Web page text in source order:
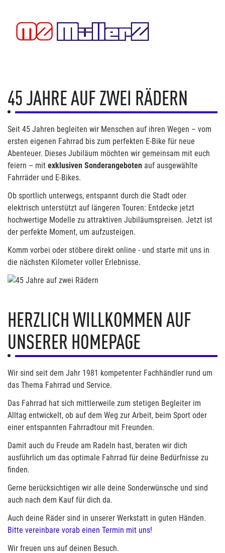
45 JAHRE AUF ZWEI RÄDERN
Seit 45 Jahren begleiten wir Menschen auf ihren Wegen – vom
ersten eigenen Fahrrad bis zum perfekten E-Bike für neue
Abenteuer. Dieses Jubiläum möchten wir gemeinsam mit euch
feiern – mit exklusiven Sonderangeboten auf ausgewählte
Fahrräder und E-Bikes.
Ob sportlich unterwegs, entspannt durch die Stadt oder
elektrisch unterstützt auf längeren Touren: Entdecke jetzt
hochwertige Modelle zu attraktiven Jubiläumspreisen. Jetzt ist
der perfekte Moment, um aufzusteigen.
Komm vorbei oder stöbere direkt online - und starte mit uns in
die nächsten Kilometer voller Erlebnisse.
HERZLICH WILLKOMMEN AUF
UNSERER HOMEPAGE
Wir sind seit dem Jahr 1981 kompetenter Fachhändler rund um
das Thema Fahrrad und Service.
Das Fahrrad hat sich mittlerweile zum stetigen Begleiter im
Alltag entwickelt, ob auf dem Weg zur Arbeit, beim Sport oder
einer entspannten Fahrradtour mit Freunden.
Damit auch du Freude am Radeln hast, beraten wir dich
ausführlich um das optimale Fahrrad für deine Bedürfnisse zu
finden.
Gerne berücksichtigen wir alle deine Sonderwünsche und sind
auch nach dem Kauf für dich da.
Auch deine Räder sind in unserer Werkstatt in guten Händen.
Bitte vereinbare vorab einen Termin mit uns!
Wir freuen uns auf deinen Besuch.